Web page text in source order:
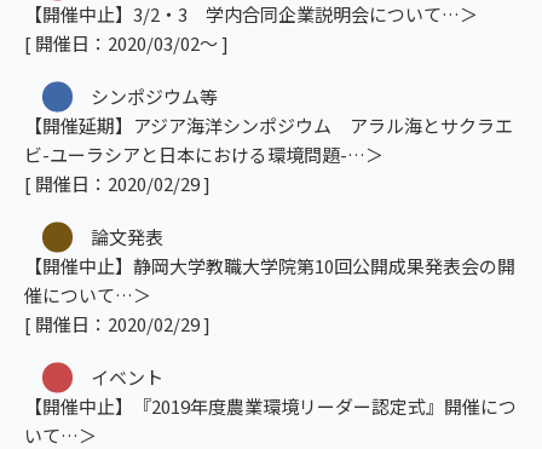
【開催中止】3/2・3 学内合同企業説明会について
[ 開催日：2020/03/02～ ]
シンポジウム等
【開催延期】アジア海洋シンポジウム アラル海とサクラエ
ビ-ユーラシアと日本における環境問題-
[ 開催日：2020/02/29 ]
論文発表
【開催中止】静岡大学教職大学院第10回公開成果発表会の開
催について
[ 開催日：2020/02/29 ]
イベント
【開催中止】『2019年度農業環境リーダー認定式』開催につ
いて